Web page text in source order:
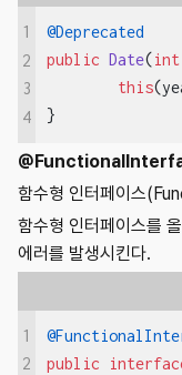
1
2
3
4
@Deprecated
public Date(int
this
}
함수형 인터페이스
함수형 인터페이스를
에러를 발생시킨다.
1
2
public